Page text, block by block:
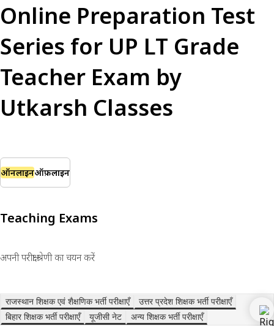
Online Preparation Test
Series for UP LT Grade
Teacher Exam by
Utkarsh Classes
Teaching Exams
अपनी परीक्षा श्रेणी का चयन करें
ऑनलाइनऑफ़लाइन
राजस्थान शिक्षक एवं शैक्षणिक भर्ती परीक्षाएँ
उत्तर प्रदेश शिक्षक भर्ती परीक्षाएँ
बिहार शिक्षक भर्ती परीक्षाएँ
यूजीसी नेट अन्य शिक्षक भर्ती परीक्षाएँ